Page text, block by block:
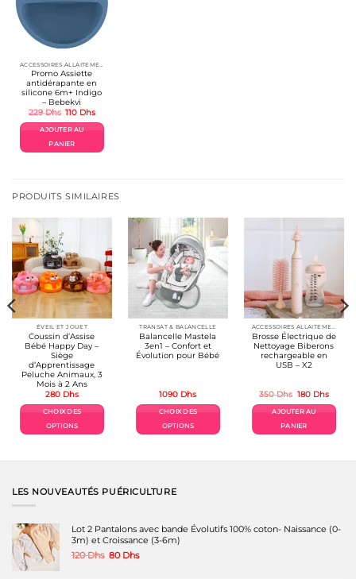
Promo Assiette
antidérapante en
silicone 6m+ Indigo
– Bebekvi
229Dhs Le
initial
était :
229 Dhs.
110 DhsLe
actuel
AJOUTER AU
PANIER
PRODUITS SIMILAIRES
ÉVEIL ET JOUET
Coussin d’Assise
Bébé Happy Day –
Siège
d’Apprentissage
Peluche Animaux, 3
Mois à 2 Ans
280 Dhs
CHOIX DES
OPTIONS
a
variations.
être
choisies
sur
TRANSAT & BALANCELLE
Balancelle Mastela
3en1 – Confort et
Évolution pour Bébé
1090 Dhs
CHOIX DES
OPTIONS
a
peuvent
être
choisies
ACCESSOIRES ALLAITEMENT / REPAS
Brosse Électrique de
Nettoyage Biberons
rechargeable en
USB – X2
350Dhs Le
initial
était :
350 Dhs.
180 DhsLe
actuel
AJOUTER AU
PANIER
LES NOUVEAUTÉS PUÉRICULTURE
Lot 2 Pantalons avec bande Évolutifs 100% coton- Naissance (0-
3m) et Croissance (3-6m)
120Dhs Le
80 DhsLe